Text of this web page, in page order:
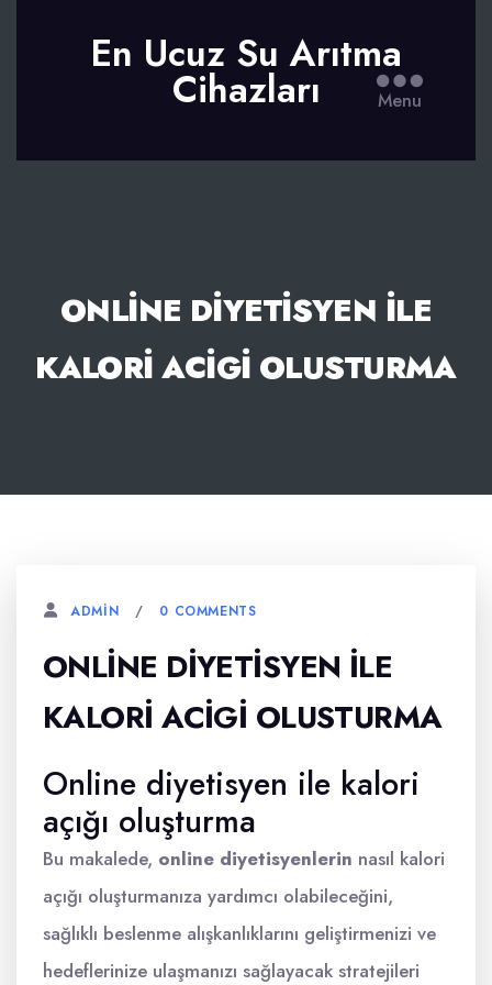
En Ucuz Su Arıtma
Cihazları Menu
ONLINE DIYETISYEN İLE
KALORI ACIGI OLUSTURMA
ADMIN 0 COMMENTS
ONLINE DIYETISYEN İLE
KALORI ACIGI OLUSTURMA
Online diyetisyen ile kalori
açığı oluşturma
Bu makalede, online diyetisyenlerin nasıl kalori
açığı oluşturmanıza yardımcı olabileceğini,
sağlıklı beslenme alışkanlıklarını geliştirmenizi ve
hedeflerinize ulaşmanızı sağlayacak stratejileri